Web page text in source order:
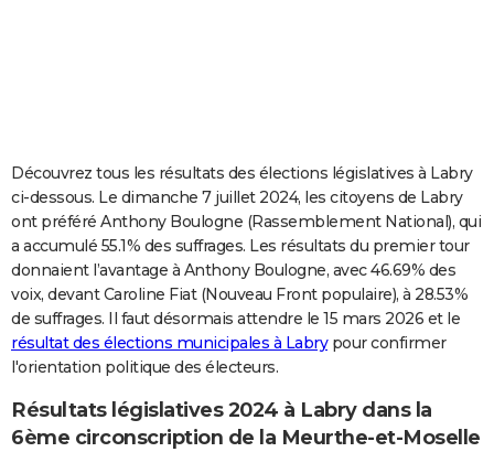
Carte de Noël
Carte Bonne année
Carte Saint-Valentin
Carte Pâques
Carte d'anniversaire
DICTIONNAIRE
Dictionnaire
Biographies
Citations
Expressions
Proverbes
PROGRAMME TV
COPAINS D'AVANT
S'inscrire
Se connecter
Lycées
Collèges
Primaires
Universités
Entreprises
Service militaire
Avis de recherche
AVIS DE DÉCÈS
Découvrez tous les résultats des élections législatives à Labry
ci-dessous. Le dimanche 7 juillet 2024, les citoyens de Labry
ont préféré Anthony Boulogne (Rassemblement National), qui
a accumulé 55.1% des suffrages. Les résultats du premier tour
donnaient l’avantage à Anthony Boulogne, avec 46.69% des
voix, devant Caroline Fiat (Nouveau Front populaire), à 28.53%
de suffrages. Il faut désormais attendre le 15 mars 2026 et le
résultat des élections municipales à Labrypour confirmer
l'orientation politique des électeurs.
Résultats législatives 2024 à Labry dans la
6ème circonscription de la Meurthe-et-Moselle